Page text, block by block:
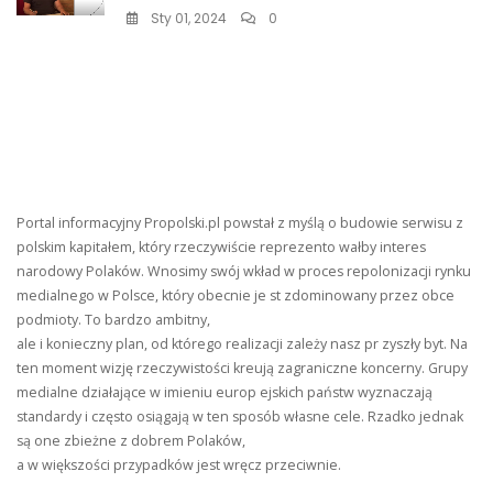
Sty 01, 2024 0
Portal informacyjny Propolski.pl powstał z myślą o budowie serwisu z
polskim kapitałem, który rzeczywiście reprezento wałby interes
narodowy Polaków. Wnosimy swój wkład w proces repolonizacji rynku
medialnego w Polsce, który obecnie je st zdominowany przez obce
podmioty. To bardzo ambitny,
ale i konieczny plan, od którego realizacji zależy nasz pr zyszły byt. Na
ten moment wizję rzeczywistości kreują zagraniczne koncerny. Grupy
medialne działające w imieniu europ ejskich państw wyznaczają
standardy i często osiągają w ten sposób własne cele. Rzadko jednak
są one zbieżne z dobrem Polaków,
a w większości przypadków jest wręcz przeciwnie.